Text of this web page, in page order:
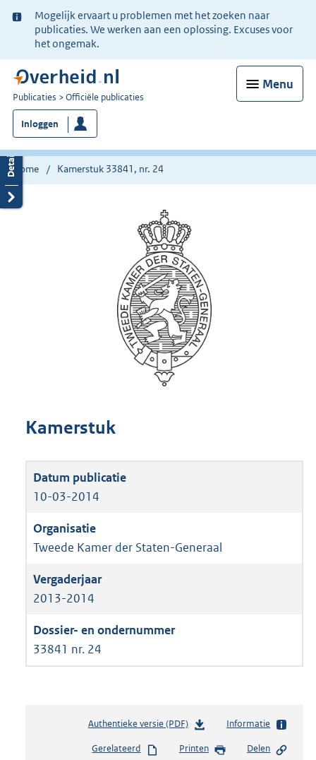
Ter
informatie:
Mogelijk ervaart u problemen met het zoeken naar
publicaties. We werken aan een oplossing. Excuses voor
het ongemak.
Menu
U
bent
nu
hier:
Publicaties Officiële publicaties
Inloggen
Home Kamerstuk 33841, nr. 24
Kamerstuk
10-03-2014
Tweede Kamer der Staten-Generaal
2013-2014
33841 nr. 24
Authentieke versie (PDF)b
s
Informatie
Gerelateerd Printen Delen